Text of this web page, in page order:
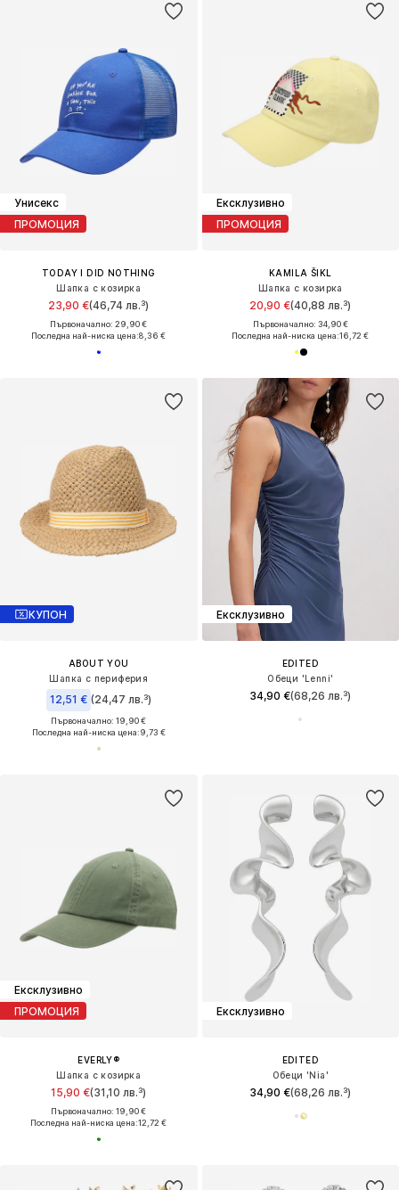
Унисекс
ПРОМОЦИЯ
TODAY I DID NOTHING
Шапка с козирка
23,90 €(46,74 лв.³)
Първоначално: 29,90 €
Последна най-ниска цена:8,36 €
Ексклузивно
ПРОМОЦИЯ
KAMILA ŠIKL
Шапка с козирка
20,90 €(40,88 лв.³)
Първоначално: 34,90 €
Последна най-ниска цена:16,72 €
КУПОН
ABOUT YOU
Шапка с периферия
12,51 € (24,47 лв.³)
Първоначално: 19,90 €
Последна най-ниска цена:9,73 €
Ексклузивно
EDITED
Обеци 'Lenni'
34,90 €(68,26 лв.³)
Ексклузивно
ПРОМОЦИЯ
EVERLY®
Шапка с козирка
15,90 €(31,10 лв.³)
Първоначално: 19,90 €
Последна най-ниска цена:12,72 €
Ексклузивно
EDITED
Обеци 'Nia'
34,90 €(68,26 лв.³)